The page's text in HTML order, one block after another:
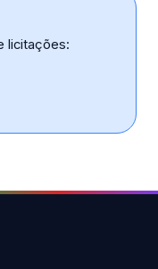
licitações: